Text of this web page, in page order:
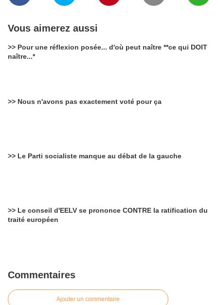
Vous aimerez aussi
>> Pour une réflexion posée... d'où peut naître **ce qui DOIT
naître...*
>> Nous n'avons pas exactement voté pour ça
>> Le Parti socialiste manque au débat de la gauche
>> Le conseil d'EELV se prononce CONTRE la ratification du
traité européen
Commentaires
Ajouter un commentaire